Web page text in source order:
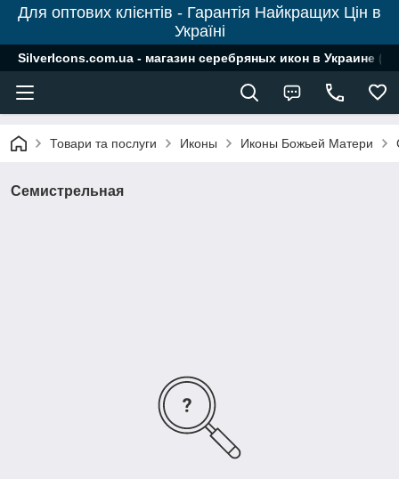
Для оптових клієнтів - Гарантія Найкращих Цін в
Україні
SilverIcons.com.ua - магазин серебряных икон в Украине (
Товари та послуги Иконы Иконы Божьей Матери
Семистрельная